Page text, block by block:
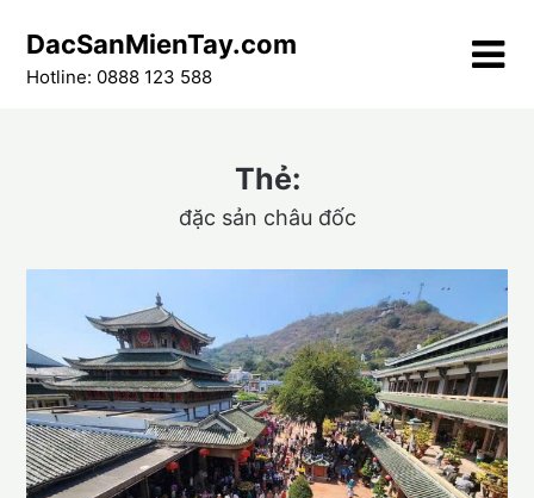
content
DacSanMienTay.com
Hotline: 0888 123 588
Thẻ:
đặc sản châu đốc